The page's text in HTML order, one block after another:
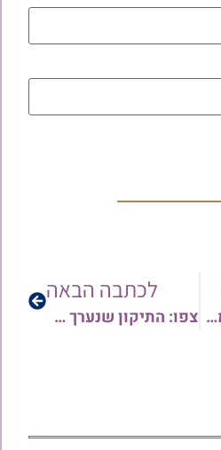
פרשת וירא: כשבאמת רוצים – מצליחים | הרב בועז שלום
לכתבה הבאה
צפו: התיקון שנערך ערב המהפכה בעולם הערבי | הרב יהודה סעדיה בשיחה מרתקת על הצדיק רבי נפתלי סימון זצ"ל